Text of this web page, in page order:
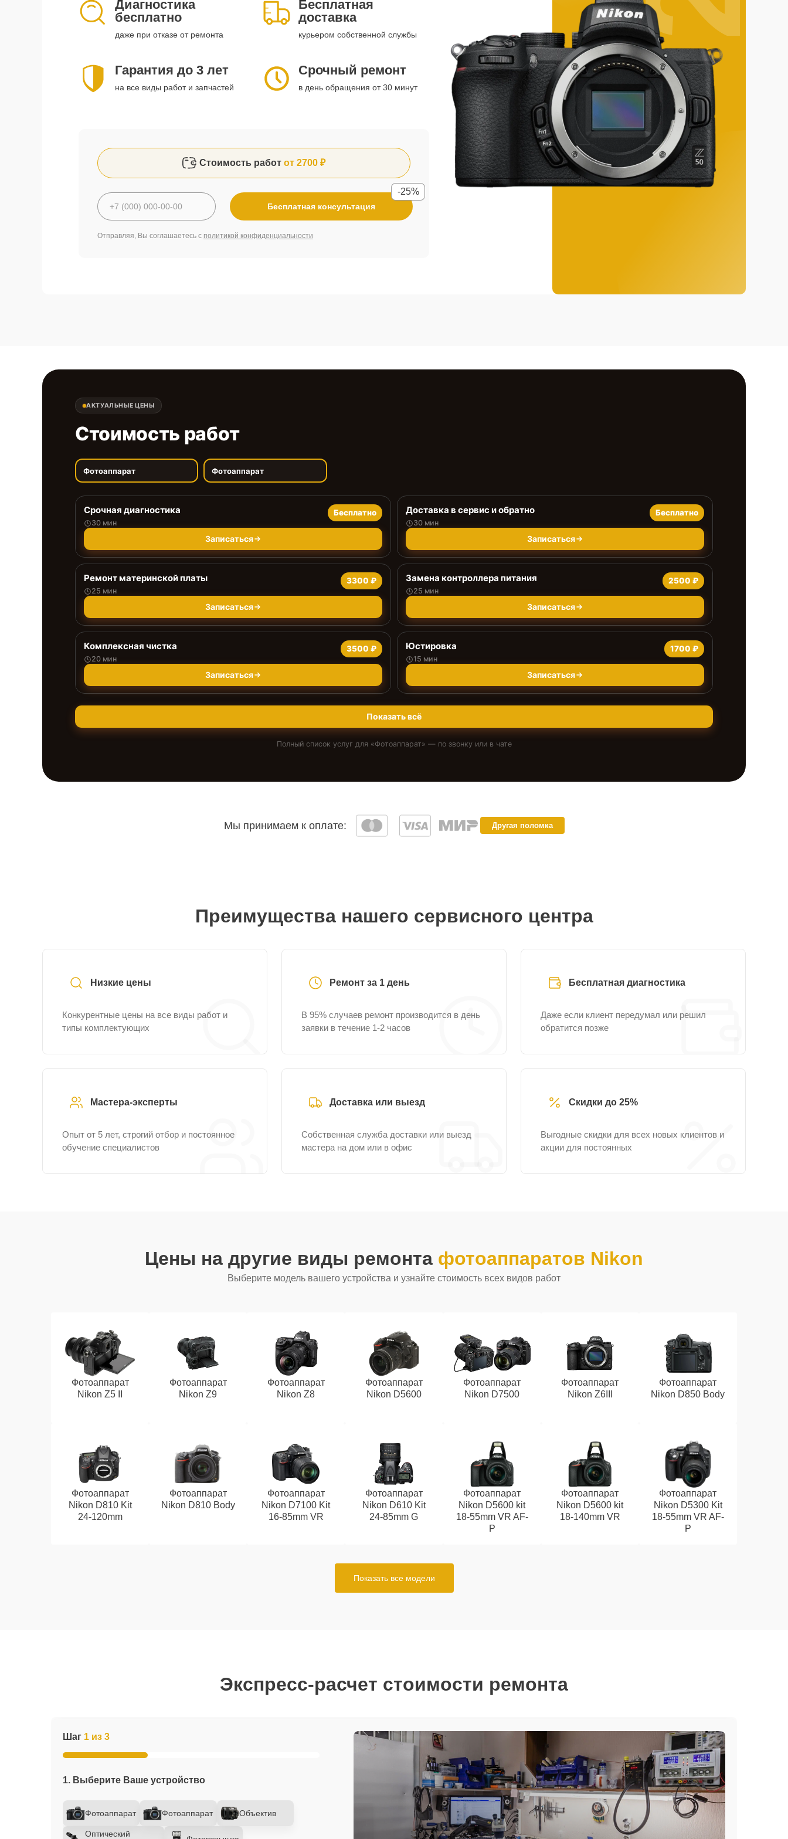
Диагностика
бесплатно
даже при отказе от ремонта
Бесплатная
доставка
курьером собственной службы
Гарантия до 3 лет
на все виды работ и запчастей
Срочный ремонт
в день обращения от 30 минут
Стоимость работ от 2700 ₽
Бесплатная консультация
-25%
Отправляя, Вы соглашаетесь с политикой конфиденциальности
АКТУАЛЬНЫЕ ЦЕНЫ
Стоимость работ
Фотоаппарат Фотоаппарат
Срочная диагностика
30 мин
Бесплатно
Записаться
Доставка в сервис и обратно
30 мин
Бесплатно
Записаться
Ремонт материнской платы
25 мин
3300 ₽
Записаться
Замена контроллера питания
25 мин
2500 ₽
Записаться
Комплексная чистка
20 мин
3500 ₽
Записаться
Юстировка
15 мин
1700 ₽
Записаться
Показать всё
Полный список услуг для «Фотоаппарат» — по звонку или в чате
Мы принимаем к оплате: Другая поломка
Преимущества нашего сервисного центра
Низкие цены
Конкурентные цены на все виды работ и
типы комплектующих
Ремонт за 1 день
В 95% случаев ремонт производится в день
заявки в течение 1-2 часов
Бесплатная диагностика
Даже если клиент передумал или решил
обратится позже
Мастера-эксперты
Опыт от 5 лет, строгий отбор и постоянное
обучение специалистов
Доставка или выезд
Собственная служба доставки или выезд
мастера на дом или в офис
Скидки до 25%
Выгодные скидки для всех новых клиентов и
акции для постоянных
Цены на другие виды ремонта фотоаппаратов Nikon
Выберите модель вашего устройства и узнайте стоимость всех видов работ
Фотоаппарат
Nikon Z5 II
Фотоаппарат
Nikon Z9
Фотоаппарат
Nikon Z8
Фотоаппарат
Nikon D5600
Фотоаппарат
Nikon D7500
Фотоаппарат
Nikon Z6III
Фотоаппарат
Nikon D850 Body
Фотоаппарат
Nikon D810 Kit
24-120mm
Фотоаппарат
Nikon D810 Body
Фотоаппарат
Nikon D7100 Kit
16-85mm VR
Фотоаппарат
Nikon D610 Kit
24-85mm G
Фотоаппарат
Nikon D5600 kit
18-55mm VR AF-
P
Фотоаппарат
Nikon D5600 kit
18-140mm VR
Фотоаппарат
Nikon D5300 Kit
18-55mm VR AF-
P
Показать все модели
Экспресс-расчет стоимости ремонта
Шаг 1 из 3
1. Выберите Ваше устройство
Фотоаппарат Фотоаппарат Объектив
Оптический